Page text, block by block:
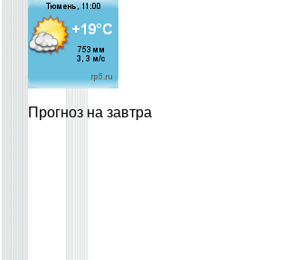
Прогноз на завтра